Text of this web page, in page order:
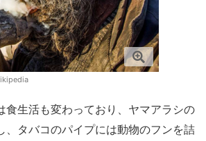
食生活も変わっており、ヤマアラシの
、タバコのパイプには動物のフンを詰